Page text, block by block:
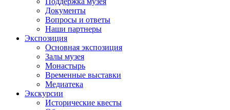
Документы
Вопросы и ответы
Наши партнеры
Экспозиция
Основная экспозиция
Залы музея
Монастырь
Временные выставки
Медиатека
Экскурсии
Исторические квесты